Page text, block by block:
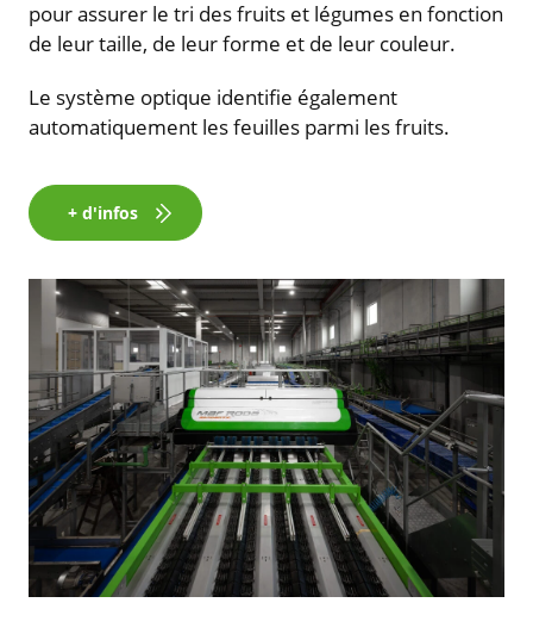
pour assurer le tri des fruits et légumes en fonction
de leur taille, de leur forme et de leur couleur.
Le système optique identifie également
automatiquement les feuilles parmi les fruits.
+ d'infos